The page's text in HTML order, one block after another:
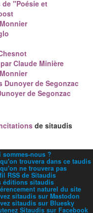
de "Poésie et
par Claude Minière
Dunoyer de Segonzac
de Segonzac
de sitaudis
sommes-nous ?
trouvera dans ce taudis
ne trouvera pas
RSS de Sitaudis
éditions sitaudis
naturel du site
sitaudis sur Mastodon
sitaudis sur Bluesky
Sitaudis sur Facebook